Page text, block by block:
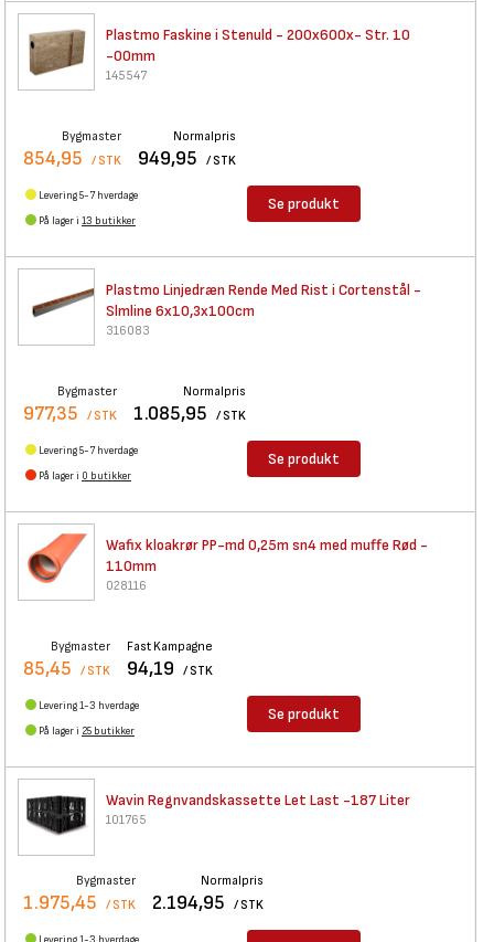
Plastmo Faskine i Stenuld - 200x600x- Str. 10
-00mm
145547
Bygmaster
854,95 / STK
Normalpris
949,95 / STK
Levering 5-7 hverdage
På lager i 13 butikker
Se produkt
Plastmo Linjedræn Rende Med Rist i Cortenstål -
Slmline 6x10,3x100cm
316083
Bygmaster
977,35 / STK
Normalpris
1.085,95 / STK
Levering 5-7 hverdage
På lager i 0 butikker
Se produkt
Wafix kloakrør PP-md 0,25m sn4med muffe Rød -
110mm
028116
Bygmaster
85,45 / STK
Fast Kampagne
94,19 / STK
Levering 1-3 hverdage
På lager i 25 butikker
Se produkt
Wavin Regnvandskassette Let Last -187 Liter
101765
Bygmaster
1.975,45 / STK
Normalpris
2.194,95 / STK